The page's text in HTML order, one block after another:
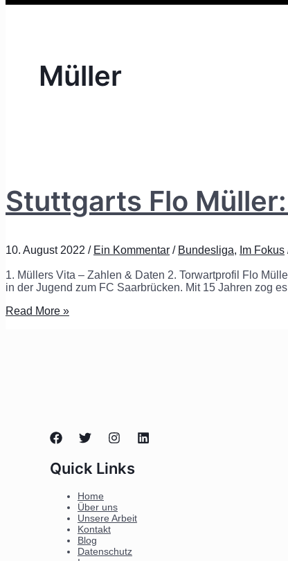
Müller
Stuttgarts Flo
10. August 2022 / Ein Kommentar / Bundesliga, Im Fokus
1. Müllers Vita – Zahlen & Daten 2. Torwartprofil Flo
in der Jugend zum FC Saarbrücken. Mit 15 Jahren zog
Read More »
Quick Links
Home
Über uns
Unsere Arbeit
Kontakt
Blog
Datenschutz